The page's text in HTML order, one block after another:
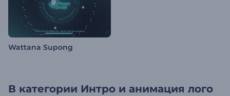
Wattana Supong
В категории Интро и анимация лого